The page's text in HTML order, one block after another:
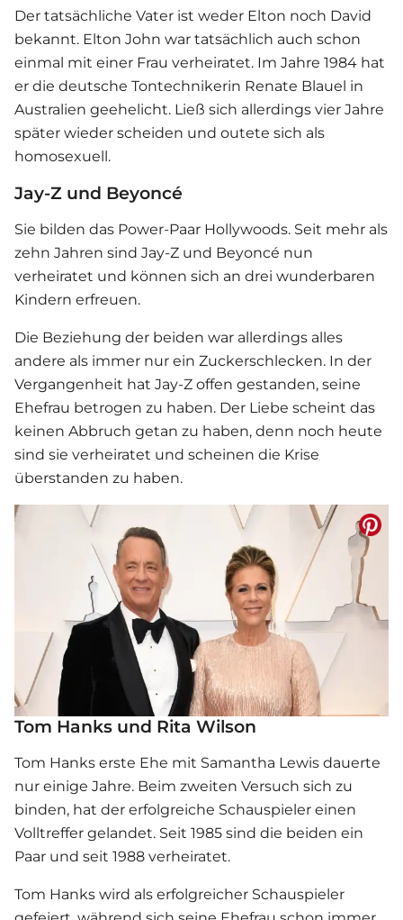
Der tatsächliche Vater ist weder Elton noch David
bekannt. Elton John war tatsächlich auch schon
einmal mit einer Frau verheiratet. Im Jahre 1984 hat
er die deutsche Tontechnikerin Renate Blauel in
Australien geehelicht. Ließ sich allerdings vier Jahre
später wieder scheiden und outete sich als
homosexuell.
Jay-Z und Beyoncé
Sie bilden das Power-Paar Hollywoods. Seit mehr als
zehn Jahren sind Jay-Z und Beyoncé nun
verheiratet und können sich an drei wunderbaren
Kindern erfreuen.
Die Beziehung der beiden war allerdings alles
andere als immer nur ein Zuckerschlecken. In der
Vergangenheit hat Jay-Z offen gestanden, seine
Ehefrau betrogen zu haben. Der Liebe scheint das
keinen Abbruch getan zu haben, denn noch heute
sind sie verheiratet und scheinen die Krise
überstanden zu haben.
Tom Hanks und Rita Wilson
Tom Hanks erste Ehe mit Samantha Lewis dauerte
nur einige Jahre. Beim zweiten Versuch sich zu
binden, hat der erfolgreiche Schauspieler einen
Volltreffer gelandet. Seit 1985 sind die beiden ein
Paar und seit 1988 verheiratet.
Tom Hanks wird als erfolgreicher Schauspieler